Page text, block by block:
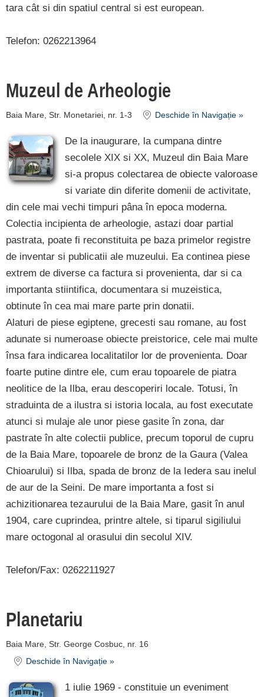
tara cât si din spatiul central si est european.
Telefon: 0262213964
Muzeul de Arheologie
Baia Mare, Str. Monetariei, nr. 1-3 Deschide în Navigație »
De la inaugurare, la cumpana dintre
secolele XIX si XX, Muzeul din Baia Mare
si-a propus colectarea de obiecte valoroase
si variate din diferite domenii de activitate,
din cele mai vechi timpuri pâna în epoca moderna.
Colectia incipienta de arheologie, astazi doar partial
pastrata, poate fi reconstituita pe baza primelor registre
de inventar si publicatii ale muzeului. Ea continea piese
extrem de diverse ca factura si provenienta, dar si ca
importanta stiintifica, documentara si muzeistica,
obtinute în cea mai mare parte prin donatii.
Alaturi de piese egiptene, grecesti sau romane, au fost
adunate si numeroase obiecte preistorice, cele mai multe
însa fara indicarea localitatilor lor de provenienta. Doar
foarte putine dintre ele, cum erau topoarele de piatra
neolitice de la Ilba, erau descoperiri locale. Totusi, în
straduinta de a ilustra si istoria locala, au fost executate
atunci si mulaje ale unor piese gasite în zona, dar
pastrate în alte colectii publice, precum toporul de cupru
de la Baia Mare, topoarele de bronz de la Gaura (Valea
Chioarului) si Ilba, spada de bronz de la Iedera sau inelul
de aur de la Seini. De mare importanta a fost si
achizitionarea tezaurului de la Baia Mare, gasit în anul
1904, care cuprindea, printre altele, si tiparul sigiliului
mare octogonal al orasului din secolul XIV.
Telefon/Fax: 0262211927
Planetariu
Baia Mare, Str. George Cosbuc, nr. 16
Deschide în Navigație »
1 iulie 1969 - constituie un eveniment